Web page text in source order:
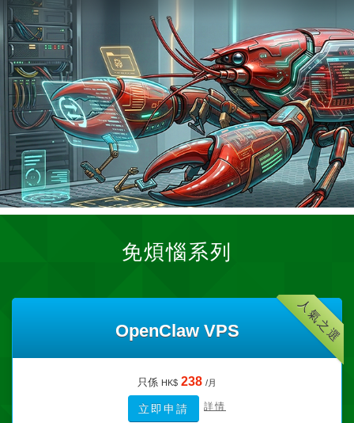
免煩惱系列
人氣之選
OpenClaw VPS
只係 HK$ 238 /月
立即申請 詳情